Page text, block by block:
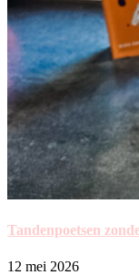
Tandenpoetsen
12 mei 2026